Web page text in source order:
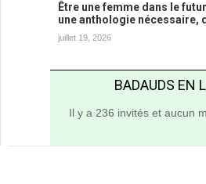
Être une femme dans le
une anthologie nécessaire,
juillet 19, 2026
BADAUDS EN
Il y a 236 invités et aucun